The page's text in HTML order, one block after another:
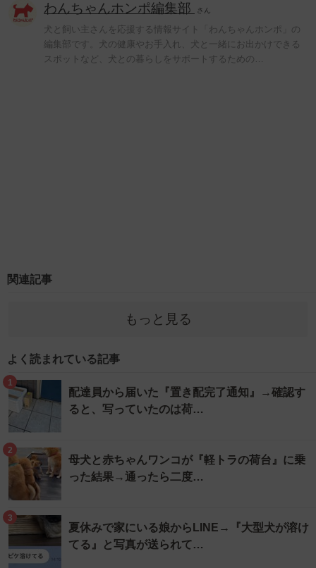
わんちゃんホンポ編集部 さん
犬と飼い主さんを応援する情報サイト「わんちゃんホンポ」の
編集部です。犬の健康やお手入れ、犬と一緒にお出かけできる
スポットなど、犬との暮らしをサポートするための…
関連記事
もっと見る
よく読まれている記事
1
配達員から届いた『置き配完了通知』→確認す
ると、写っていたのは荷…
2
母犬と赤ちゃんワンコが『軽トラの荷台』に乗
った結果→通ったら二度…
3
夏休みで家にいる娘からLINE→『大型犬が溶け
てる』と写真が送られて…